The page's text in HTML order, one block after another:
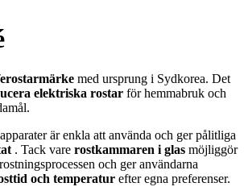
med ursprung i Sydkorea. Det
elektriska rostar för hemmabruk och
är enkla att använda och ger pålitliga
. Tack vare rostkammaren i glas möjliggör
och ger användarna
och temperatur efter egna preferenser.